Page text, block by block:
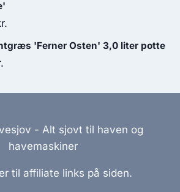
'Ferner Osten' 3,0 liter potte
- Alt sjovt til haven og
havemaskiner
til affiliate links på siden.